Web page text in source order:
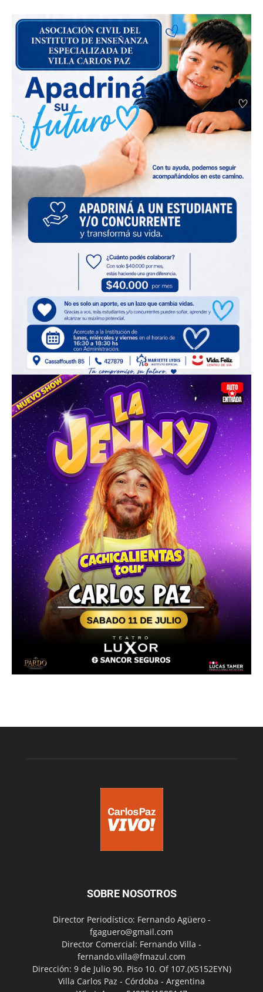
SOBRE NOSOTROS
Director Periodístico: Fernando Agüero -
fgaguero@gmail.com
Director Comercial: Fernando Villa -
fernando.villa@fmazul.com
Dirección: 9 de Julio 90. Piso 10. Of 107.(X5152EYN)
Villa Carlos Paz - Córdoba - Argentina